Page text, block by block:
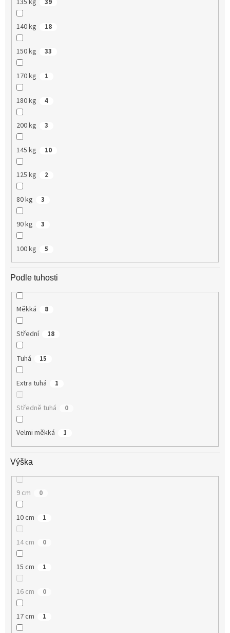
39
140 kg 18
150 kg 33
170 kg 1
180 kg 4
200 kg 3
145 kg 10
125 kg 2
80 kg 3
90 kg 3
100 kg 5
Podle tuhosti
Měkká 8
Střední 18
Tuhá 15
Extra tuhá 1
Středně tuhá 0
Velmi měkká 1
Výška
9 cm 0
10 cm 1
14 cm 0
15 cm 1
16 cm 0
17 cm 1